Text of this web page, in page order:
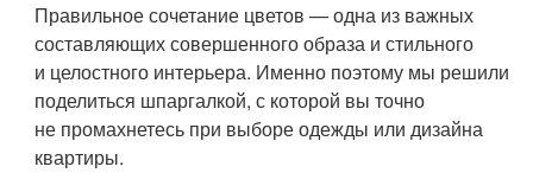
Правильное сочетание цветов — одна из важных
составляющих совершенного образа и стильного
и целостного интерьера. Именно поэтому мы решили
поделиться шпаргалкой, с которой вы точно
не промахнетесь при выборе одежды или дизайна
квартиры.